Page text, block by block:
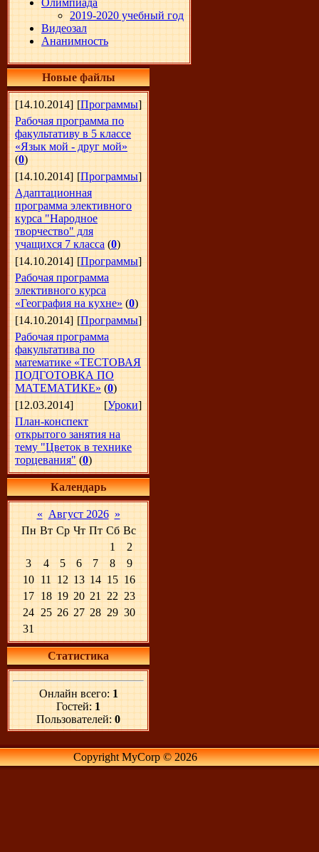
Олимпиада
2019-2020 учебный год
Видеозал
Ананимность
Новые файлы
[14.10.2014] [Программы]
Рабочая программа по
факультативу в 5 классе
«Язык мой - друг мой»
(0)
[14.10.2014] [Программы]
Адаптационная
программа элективного
курса "Народное
творчество" для
учащихся 7 класса (0)
[14.10.2014] [Программы]
Рабочая программа
элективного курса
«География на кухне» (0)
[14.10.2014] [Программы]
Рабочая программа
факультатива по
математике «ТЕСТОВАЯ
ПОДГОТОВКА ПО
МАТЕМАТИКЕ» (0)
[12.03.2014]
[Уроки]
План-конспект
открытого занятия на
тему "Цветок в технике
торцевания" (0)
Календарь
« Август 2026 »
Пн Вт Ср Чт Пт Сб Вс
1
2
3
4 5 6 7 8
9
10 11 12 13 14 15 16
17 18 19 20 21 22 23
24 25 26 27 28 29 30
31
Статистика
Онлайн всего: 1
Гостей: 1
Пользователей: 0
Copyright MyCorp © 2026